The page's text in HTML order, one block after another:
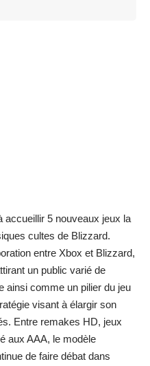
accueillir 5 nouveaux jeux la
cultes de Blizzard.
entre Xbox et Blizzard,
un public varié de
ainsi comme un pilier du jeu
visant à élargir son
Entre remakes HD, jeux
aux AAA, le modèle
de faire débat dans